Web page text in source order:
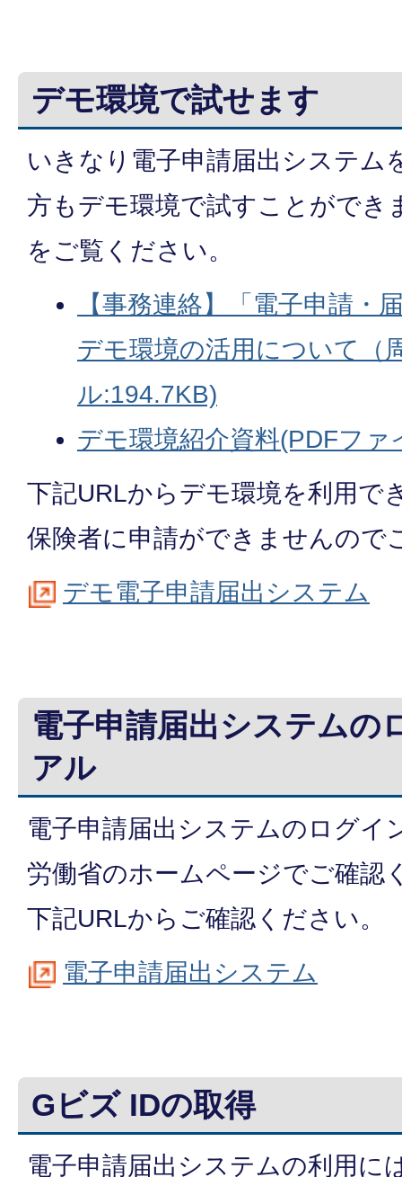
デモ環境で試せます
いきなり電子申請届出システム
方もデモ環境で試すことができ
をご覧ください。
【事務連絡】「電子申請・
デモ環境の活用について（
ル:194.7KB)
デモ環境紹介資料(PDFファ
下記URLからデモ環境を利用で
保険者に申請ができませんので
デモ電子申請届出システム
電子申請届出システムの
アル
電子申請届出システムのログイ
労働省のホームページでご確認
下記URLからご確認ください。
電子申請届出システム
Gビズ IDの取得
電子申請届出システムの利用に